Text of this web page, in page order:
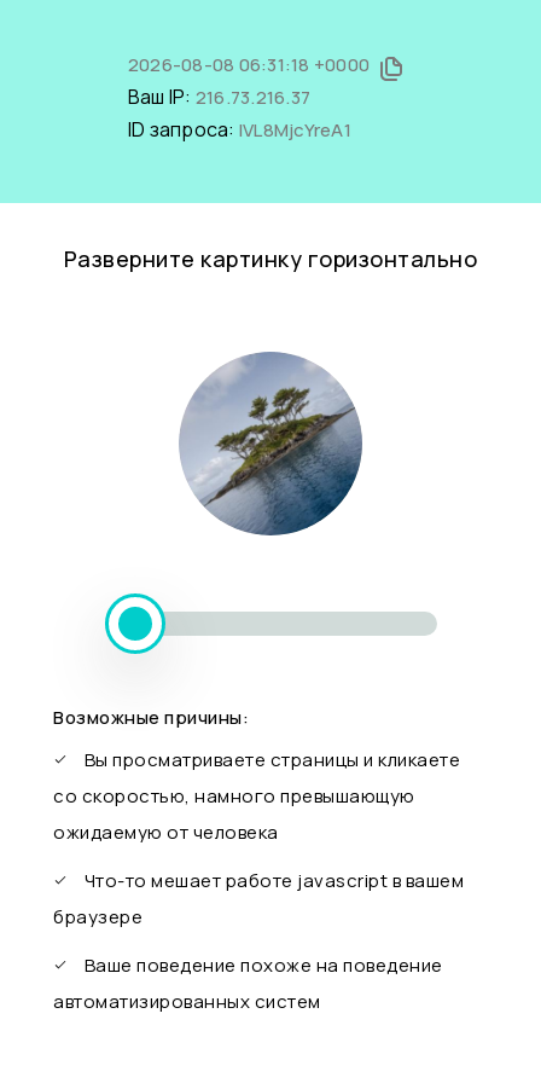
2026-08-08 06:31:18 +0000
Ваш IP: 216.73.216.37
ID запроса: IVL8MjcYreA1
Разверните картинку горизонтально
Возможные причины:
Вы просматриваете страницы и кликаете
со скоростью, намного превышающую
ожидаемую от человека
Что-то мешает работе javascript в вашем
браузере
Ваше поведение похоже на поведение
автоматизированных систем